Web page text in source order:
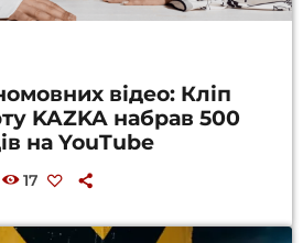
відео: Кліп
KAZKA набрав 500
на YouTube
17